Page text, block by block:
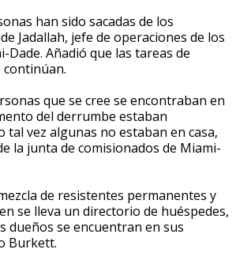
han sido sacadas de los
Jadallah, jefe de operaciones de los
Dade. Añadió que las tareas de
continúan.
que se cree se encontraban en
del derrumbe estaban
tal vez algunas no estaban en casa,
la junta de comisionados de Miami-
de resistentes permanentes y
se lleva un directorio de huéspedes,
dueños se encuentran en sus
Burkett.